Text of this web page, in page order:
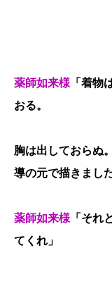
薬師如来様 「着物
おる。
胸は出しておらぬ
導の元で描きました
薬師如来様 「それ
てくれ」